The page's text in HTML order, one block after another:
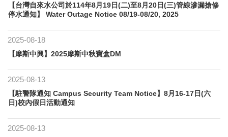
【台灣自來水公司於114年8月19日(二)至8月20日(三)管線滲漏搶修
停水通知】 Water Outage Notice 08/19-08/20, 2025
2025-08-18
【摩斯中興】2025摩斯中秋寶盒DM
2025-08-13
【駐警隊通知 Campus Security Team Notice】8月16-17日(六
日)校內假日活動通知
2025-08-13